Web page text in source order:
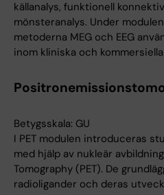
källanalys, funktionell
mönsteranalys. Under
metoderna MEG och EEG
inom kliniska och
Betygsskala: GU
I PET modulen introduceras
med hjälp av nukleär
Tomography (PET). De
radioligander och deras